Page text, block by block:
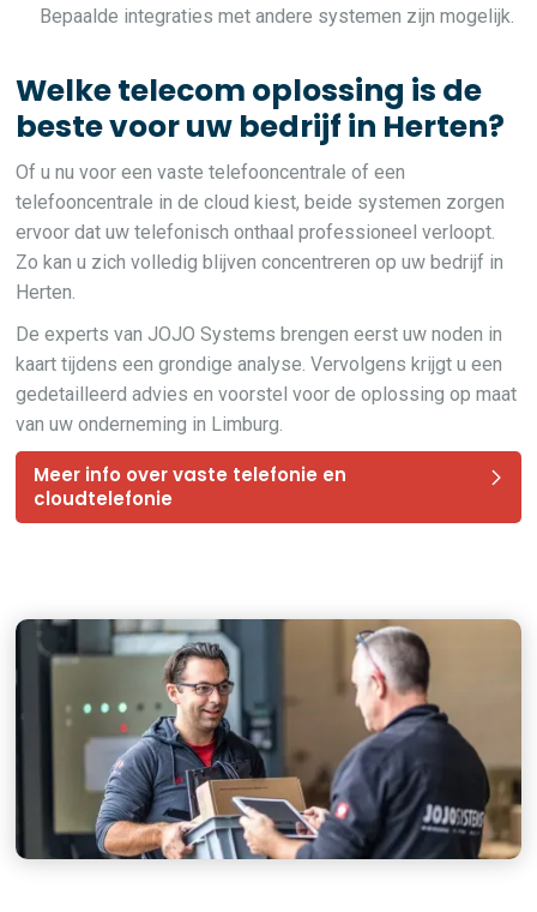
Bepaalde integraties met andere systemen zijn mogelijk.
Welke telecom oplossing is de
beste voor uw bedrijf in Herten?
Of u nu voor een vaste telefooncentrale of een
telefooncentrale in de cloud kiest, beide systemen zorgen
ervoor dat uw telefonisch onthaal professioneel verloopt.
Zo kan u zich volledig blijven concentreren op uw bedrijf in
Herten.
De experts van JOJO Systems brengen eerst uw noden in
kaart tijdens een grondige analyse. Vervolgens krijgt u een
gedetailleerd advies en voorstel voor de oplossing op maat
van uw onderneming in Limburg.
Meer info over vaste telefonie en
cloudtelefonie